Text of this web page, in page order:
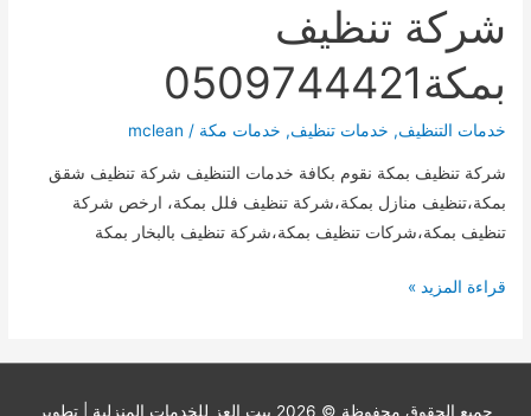
شركة تنظيف
بمكة0509744421
خدمات التنظيف, خدمات تنظيف, خدمات مكة /
mclean
شركة تنظيف بمكة نقوم بكافة خدمات التنظيف شركة تنظيف شقق
بمكة،تنظيف منازل بمكة،شركة تنظيف فلل بمكة، ارخص شركة
تنظيف بمكة،شركات تنظيف بمكة،شركة تنظيف بالبخار بمكة
شركة
قراءة المزيد »
حميع الحقوق محفوظة © 2026 بيت العز للخدمات المنزلية | تطوير